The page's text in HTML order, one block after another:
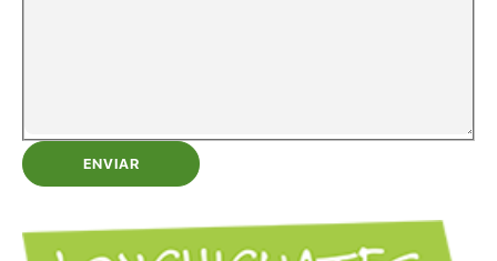
ENVIAR